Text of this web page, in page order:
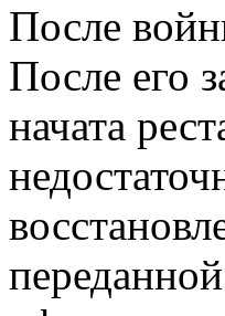
После
После его
начата